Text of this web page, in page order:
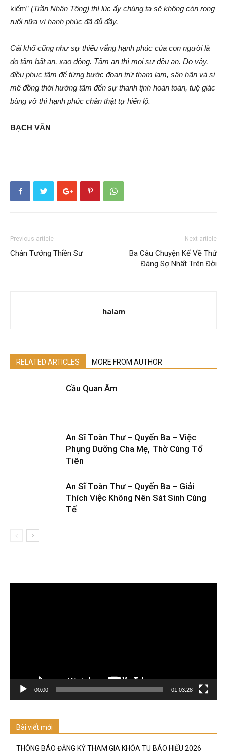
kiếm” (Trần Nhân Tông) thì lúc ấy chúng ta sẽ không còn rong
ruổi nữa vì hạnh phúc đã đủ đầy.
Cái khổ cũng như sự thiếu vắng hạnh phúc của con người là
do tâm bất an, xao động. Tâm an thì mọi sự đều an. Do vậy,
điều phục tâm để từng bước đoạn trừ tham lam, sân hận và si
mê đồng thời hướng tâm đến sự thanh tịnh hoàn toàn, tuệ giác
bùng vỡ thì hạnh phúc chân thật tự hiển lộ.
BẠCH VÂN
Previous article
Chân Tướng Thiền Sư
Next article
Ba Câu Chuyện Kể Về Thứ
Đáng Sợ Nhất Trên Đời
halam
RELATED ARTICLES MORE FROM AUTHOR
Cầu Quan Âm
An Sĩ Toàn Thư – Quyển Ba – Việc
Phụng Dưỡng Cha Mẹ, Thờ Cúng Tổ
Tiên
An Sĩ Toàn Thư – Quyển Ba – Giải
Thích Việc Không Nên Sát Sinh Cúng
Tế
00:00 01:03:28
Bài viết mới
THÔNG BÁO ĐĂNG KÝ THAM GIA KHÓA TU BÁO HIẾU 2026